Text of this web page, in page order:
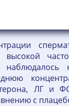
ЛГ и
с